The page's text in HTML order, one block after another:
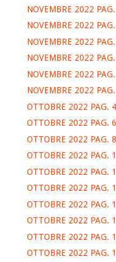
NOVEMBRE 2022
NOVEMBRE 2022
NOVEMBRE 2022
NOVEMBRE 2022
NOVEMBRE 2022
NOVEMBRE 2022
OTTOBRE 2022 PAG.
OTTOBRE 2022 PAG.
OTTOBRE 2022 PAG.
OTTOBRE 2022 PAG.
OTTOBRE 2022 PAG.
OTTOBRE 2022 PAG.
OTTOBRE 2022 PAG.
OTTOBRE 2022 PAG.
OTTOBRE 2022 PAG.
OTTOBRE 2022 PAG.